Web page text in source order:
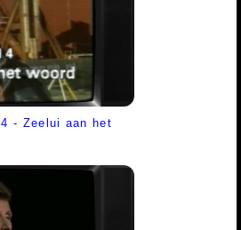
- Zeelui aan het